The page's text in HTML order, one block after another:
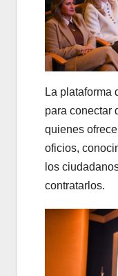
La plataforma
para conectar
quienes
oficios,
los
contratarlos.